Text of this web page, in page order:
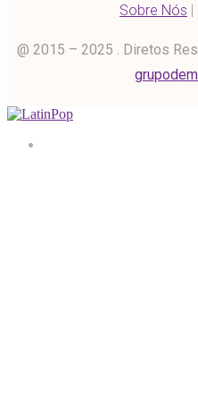
Sobre Nós |
@ 2015 – 2025 . Diretos